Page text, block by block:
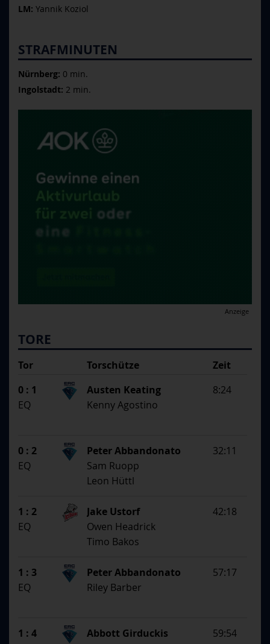
LM: Yannik Koziol
STRAFMINUTEN
Nürnberg: 0 min.
Ingolstadt: 2 min.
Anzeige
TORE
Tor Zeit
Torschütze
1. Assistent
2. Assistent
SS
0 : 1 8:24
Austen Keating
Kenny Agostino
EQ
0 : 2 32:11
Peter Abbandonato
Sam Ruopp
Leon Hüttl
EQ
1 : 2 42:18
Jake Ustorf
Owen Headrick
Timo Bakos
EQ
1 : 3 57:17
Peter Abbandonato
Riley Barber
EQ
1 : 4 59:54
Abbott Girduckis